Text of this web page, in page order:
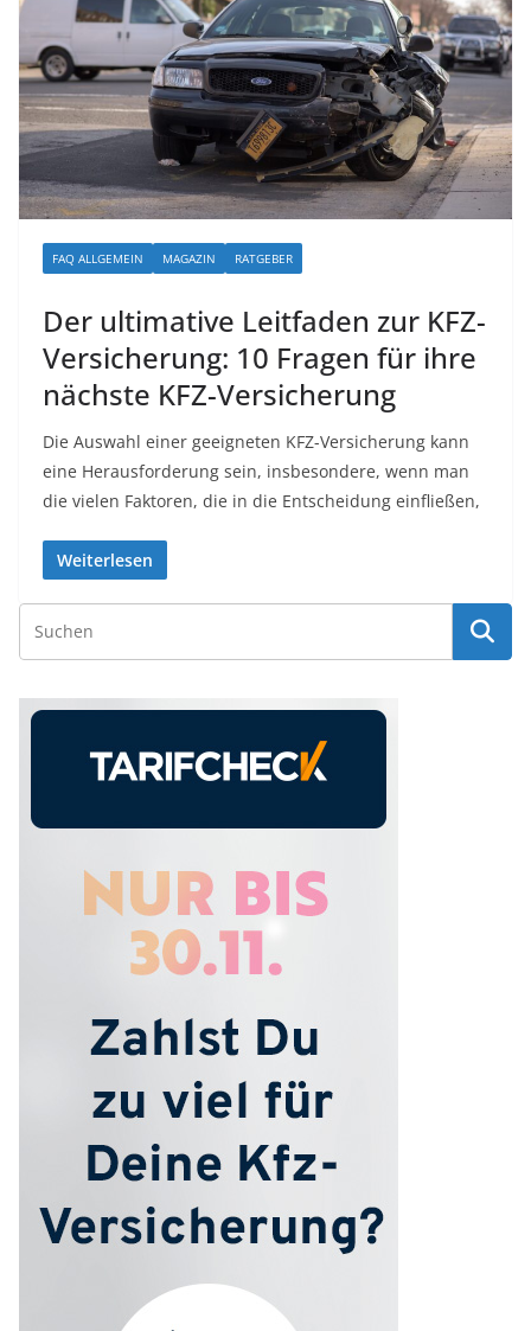
FAQ ALLGEMEIN MAGAZIN RATGEBER
Der ultimative Leitfaden zur KFZ-
Versicherung: 10 Fragen für ihre
nächste KFZ-Versicherung
Die Auswahl einer geeigneten KFZ-Versicherung kann
eine Herausforderung sein, insbesondere, wenn man
die vielen Faktoren, die in die Entscheidung einfließen,
Weiterlesen